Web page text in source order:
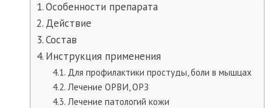
Особенности препарата
Действие
Состав
Инструкция применения
Для профилактики простуды, боли в мышцах
Лечение ОРВИ, ОРЗ
Лечение патологий кожи